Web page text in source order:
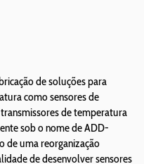
de soluções para
como sensores de
de temperatura
sob o nome de ADD-
de uma reorganização
de desenvolver sensores